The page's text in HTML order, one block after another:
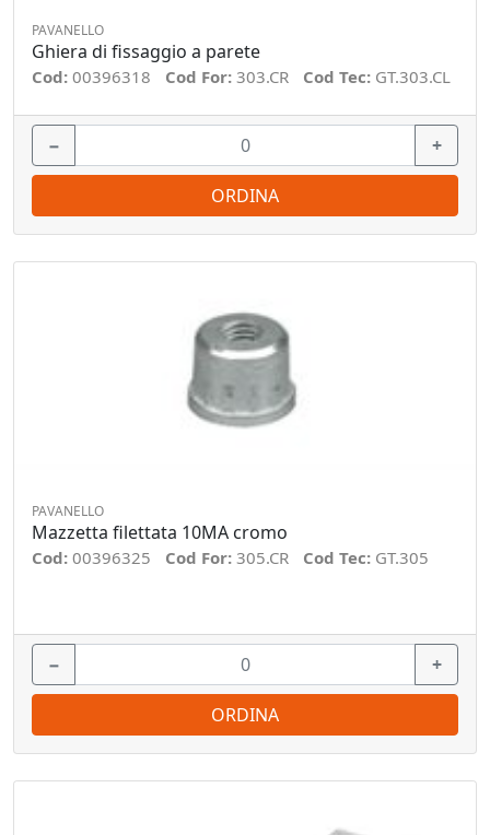
PAVANELLO
Ghiera di fissaggio a parete
Cod: 00396318 Cod For: 303.CR Cod Tec: GT.303.CL
− +
ORDINA
PAVANELLO
Mazzetta filettata 10MA cromo
Cod: 00396325 Cod For: 305.CR Cod Tec: GT.305
− +
ORDINA